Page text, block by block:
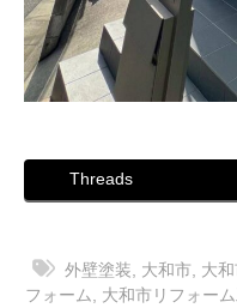
Threads
外壁塗装 大和市 大
フォーム
大和市リフォー